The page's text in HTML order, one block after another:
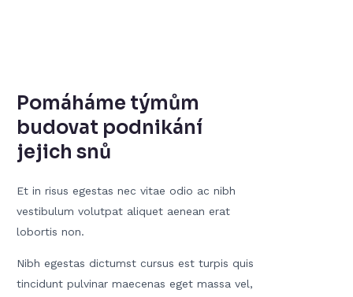
Pomáháme týmům
budovat podnikání
jejich snů
Et in risus egestas nec vitae odio ac nibh
vestibulum volutpat aliquet aenean erat
lobortis non.
Nibh egestas dictumst cursus est turpis quis
tincidunt pulvinar maecenas eget massa vel,